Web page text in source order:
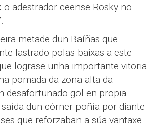
o adestrador ceense Rosky no
metade dun Baíñas que
lastrado polas baixas a este
lograse unha importante vitoria
pomada da zona alta da
desafortunado gol en propia
dun córner poñía por diante
que reforzaban a súa vantaxe